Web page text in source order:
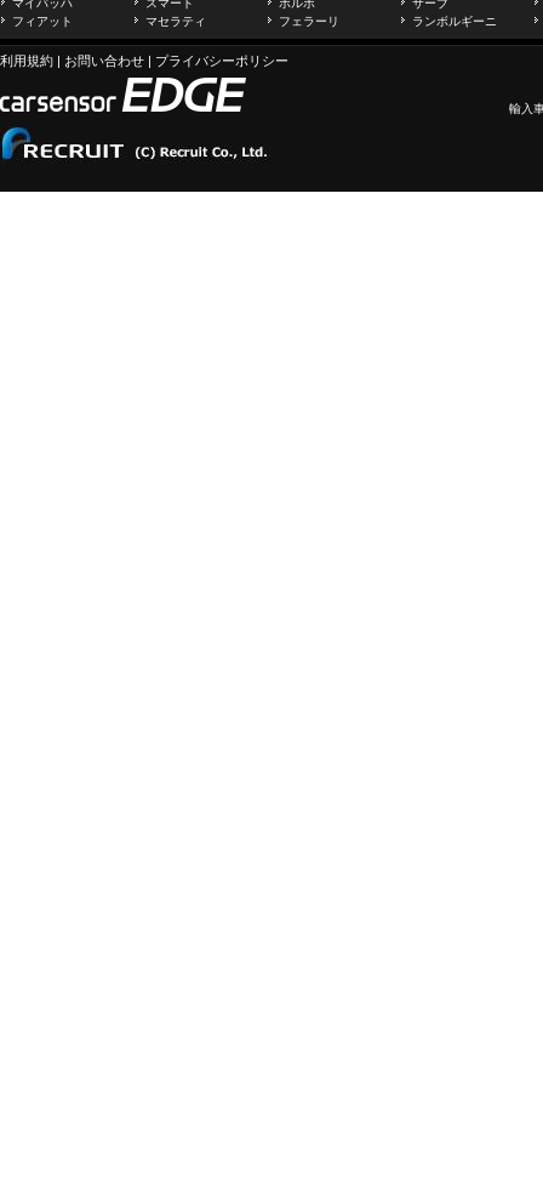
マイバッハ
スマート ボルボ
サーブ
フィアット
マセラティ フェラーリ ランボルギーニ
利用規約 | お問い合わせ | プライバシーポリシー
輸入